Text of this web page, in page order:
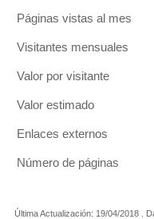
Páginas vistas al mes
Visitantes mensuales
Valor por visitante
Valor estimado
Enlaces externos
Número de páginas
Última Actualización: 19/04/2018 .